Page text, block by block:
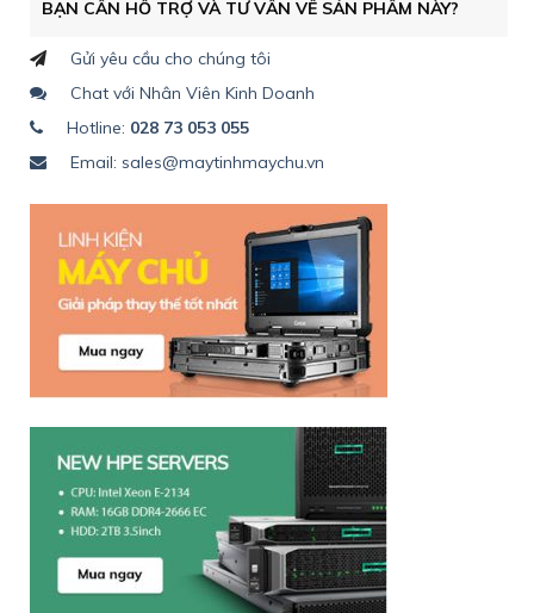
BẠN CẦN HỖ TRỢ VÀ TƯ VẤN VỀ SẢN PHẨM NÀY?
Gửi yêu cầu cho chúng tôi
Chat với Nhân Viên Kinh Doanh
Hotline: 028 73 053 055
Email: sales@maytinhmaychu.vn